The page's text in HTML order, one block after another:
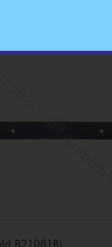
A
B21081B)